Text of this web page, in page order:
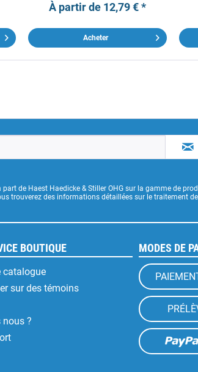
À partir de 12,79 € *
Acheter
de Haest Haedicke & Stiller OHG sur la gamme de
trouverez des informations détaillées sur le traitement
BOUTIQUE
catalogue
sur des témoins
nous ?
MODES DE